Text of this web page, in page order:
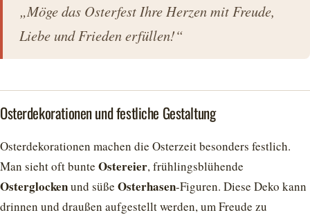
„Möge das Osterfest Ihre Herzen mit Freude,
Liebe und Frieden erfüllen!“
Osterdekorationen und festliche Gestaltung
Osterdekorationen machen die Osterzeit besonders festlich.
Man sieht oft bunte Ostereier, frühlingsblühende
Osterglockenund süße Osterhasen-Figuren. Diese Deko kann
drinnen und draußen aufgestellt werden, um Freude zu